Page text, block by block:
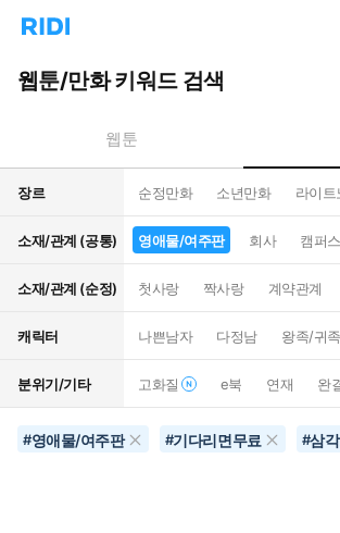
리
홈
으
턴
트
웹툰/만화 키워드 검색
웹툰
장르 순정만화 소년만화 라이트
소재/관계 (공통) 영애물/여주판 회사 캠퍼스
소재/관계 (순정) 첫사랑 짝사랑 계약관계
캐릭터 나쁜남자 다정남 왕족/귀족
분위기/기타 고화질 e북 연재 완
#영애물/여주판 #기다리면무료 #삼